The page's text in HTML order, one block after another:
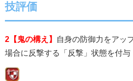
技評価
2【鬼の構え】
自身の防御力をアッ
場合に反撃する「反撃」状態を付与